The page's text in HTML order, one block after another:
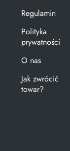
Regulamin
Polityka
prywatności
O nas
Jak zwrócić
towar?